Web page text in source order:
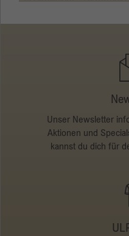
Rennrad - Rückshuttle
Unser Newsletter
Aktionen und
kannst du dich für
installiert.
Besucher
Quelle, aus